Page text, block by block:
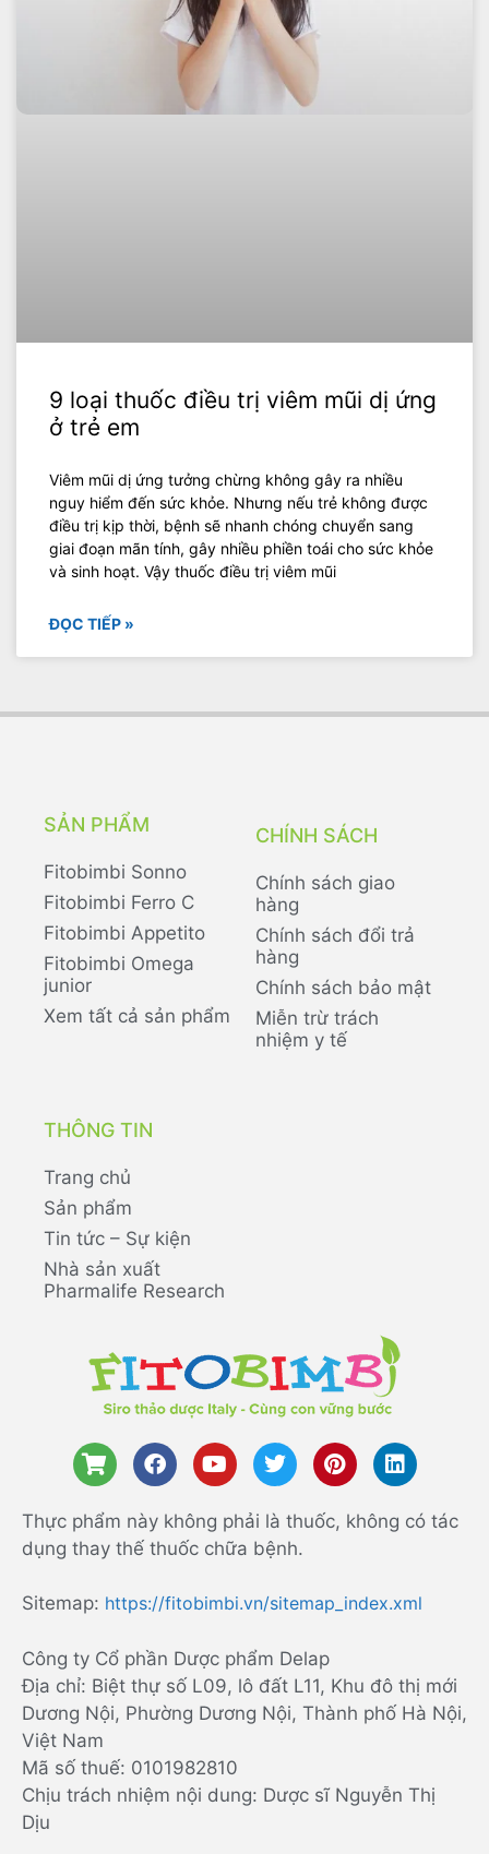
9 loại thuốc điều trị viêm mũi dị ứng
ở trẻ em
Viêm mũi dị ứng tưởng chừng không gây ra nhiều
nguy hiểm đến sức khỏe. Nhưng nếu trẻ không được
điều trị kịp thời, bệnh sẽ nhanh chóng chuyển sang
giai đoạn mãn tính, gây nhiều phiền toái cho sức khỏe
và sinh hoạt. Vậy thuốc điều trị viêm mũi
ĐỌC TIẾP »
SẢN PHẨM
Fitobimbi Sonno
Fitobimbi Ferro C
Fitobimbi Appetito
Fitobimbi Omega
junior
Xem tất cả sản phẩm
CHÍNH SÁCH
Chính sách giao
hàng
Chính sách đổi trả
hàng
Chính sách bảo mật
Miễn trừ trách
nhiệm y tế
THÔNG TIN
Trang chủ
Sản phẩm
Tin tức – Sự kiện
Nhà sản xuất
Pharmalife Research
Thực phẩm này không phải là thuốc, không có tác
dụng thay thế thuốc chữa bệnh.
Sitemap: https://fitobimbi.vn/sitemap_index.xml
Công ty Cổ phần Dược phẩm Delap
Địa chỉ: Biệt thự số L09, lô đất L11, Khu đô thị mới
Dương Nội, Phường Dương Nội, Thành phố Hà Nội,
Việt Nam
Mã số thuế: 0101982810
Chịu trách nhiệm nội dung: Dược sĩ Nguyễn Thị
Dịu